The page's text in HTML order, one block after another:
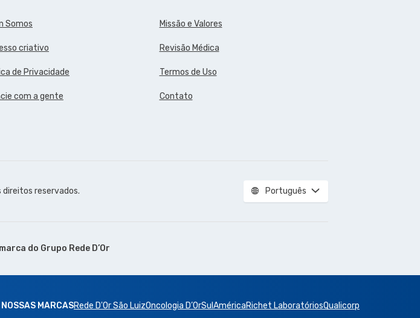
Somos Missão e Valores
criativo Revisão Médica
de Privacidade Termos de Uso
com a gente Contato
reservados. Português
do Grupo Rede D’Or
NOSSAS MARCASRede D'Or São LuizOncologia D’OrSulAméricaRichet LaboratóriosQualicorp